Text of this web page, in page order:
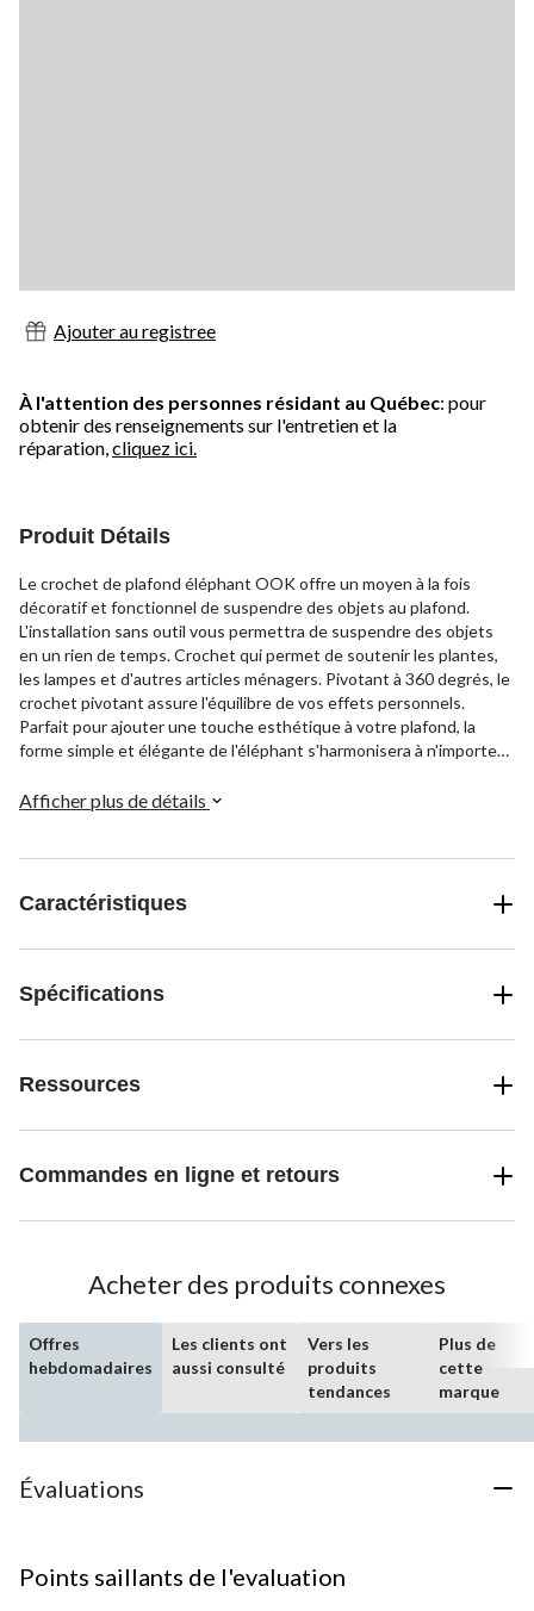
Ajouter au registree
À l'attention des personnes résidant au Québec: pour
obtenir des renseignements sur l'entretien et la
réparation,cliquez ici.
Produit Détails
Le crochet de plafond éléphant OOK offre un moyen à la fois
décoratif et fonctionnel de suspendre des objets au plafond.
L'installation sans outil vous permettra de suspendre des objets
en un rien de temps. Crochet qui permet de soutenir les plantes,
les lampes et d'autres articles ménagers. Pivotant à 360 degrés, le
crochet pivotant assure l'équilibre de vos effets personnels.
Parfait pour ajouter une touche esthétique à votre plafond, la
forme simple et élégante de l'éléphant s'harmonisera à n'importe
Afficher plus de détails
Caractéristiques
Spécifications
Ressources
Commandes en ligne et retours
Acheter des produits connexes
Offres
hebdomadaires
Les clients ont
aussi consulté
Vers les
produits
tendances
Plus de
cette
marque
Évaluations
Points saillants de l'evaluation